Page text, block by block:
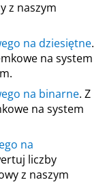
z naszym
na dziesiętne.
na system
na binarne. Z
na system
na
liczby
z naszym